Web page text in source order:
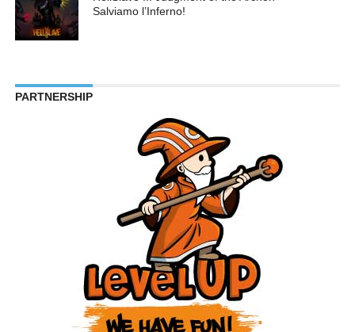
Salviamo l’Inferno!
PARTNERSHIP